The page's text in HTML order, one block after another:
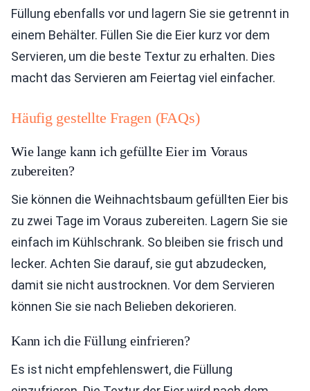
Füllung ebenfalls vor und lagern Sie sie getrennt in
einem Behälter. Füllen Sie die Eier kurz vor dem
Servieren, um die beste Textur zu erhalten. Dies
macht das Servieren am Feiertag viel einfacher.
Häufig gestellte Fragen (FAQs)
Wie lange kann ich gefüllte Eier im Voraus
zubereiten?
Sie können die Weihnachtsbaum gefüllten Eier bis
zu zwei Tage im Voraus zubereiten. Lagern Sie sie
einfach im Kühlschrank. So bleiben sie frisch und
lecker. Achten Sie darauf, sie gut abzudecken,
damit sie nicht austrocknen. Vor dem Servieren
können Sie sie nach Belieben dekorieren.
Kann ich die Füllung einfrieren?
Es ist nicht empfehlenswert, die Füllung